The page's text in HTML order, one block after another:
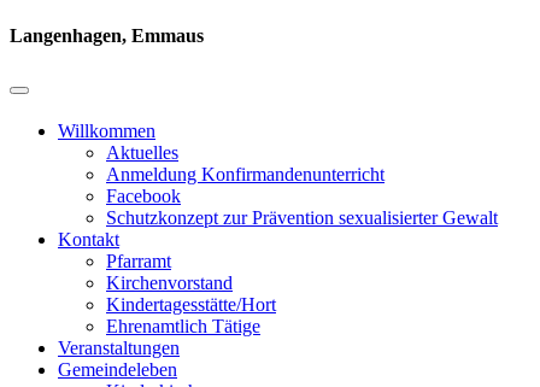
Langenhagen, Emmaus
Willkommen
Aktuelles
Anmeldung Konfirmandenunterricht
Facebook
Schutzkonzept zur Prävention sexualisierter Gewalt
Kontakt
Pfarramt
Kirchenvorstand
Kindertagesstätte/Hort
Ehrenamtlich Tätige
Veranstaltungen
Gemeindeleben